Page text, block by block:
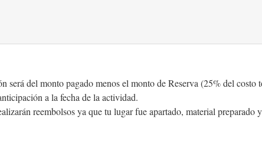
será del monto pagado menos el monto de Reserva (25% del costo
a la fecha de la actividad.
reembolsos ya que tu lugar fue apartado, material preparado